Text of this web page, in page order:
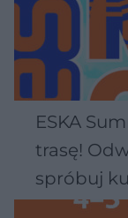
ESKA
trasę!
spróbuj
Wawelu